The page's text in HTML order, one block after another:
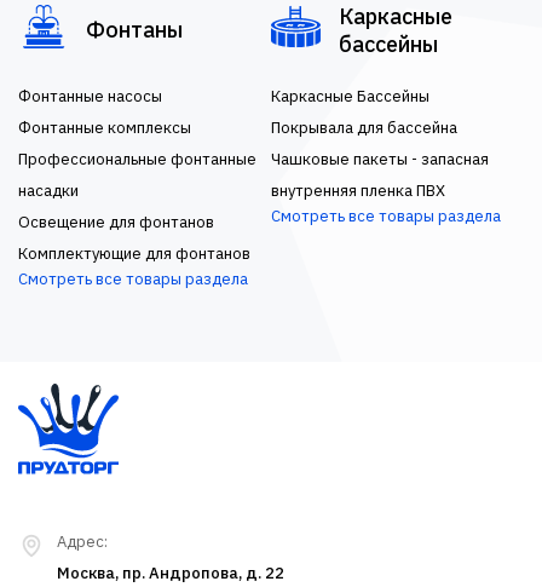
Фонтаны
Фонтанные насосы
Фонтанные комплексы
Профессиональные фонтанные
насадки
Освещение для фонтанов
Комплектующие для фонтанов
Смотреть все товары раздела
Каркасные
бассейны
Каркасные Бассейны
Покрывала для бассейна
Чашковые пакеты - запасная
внутренняя пленка ПВХ
Смотреть все товары раздела
Адрес:
Москва, пр. Андропова, д. 22